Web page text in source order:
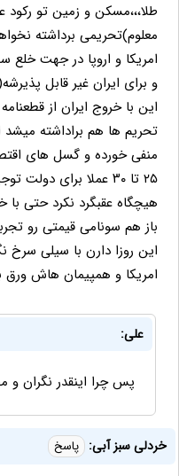
طلا،،،مسکن و زمین تو رکود
معلوم)تحریمی برداشته
امریکا و اروپا در جهت خلع
و برای ایران غیر قابل
تحریم ها هم براداشته میشد
منفی خورده و گسل های
هیچگاه عقبگرد نکرد حتی با
باز هم سونامی قیمتی رو
این روزا دارن با سیلی سرخ
امریکا و همپیمان هاش ورق
علی:
پس چرا اینقدر نگران
خردلی سبز آبی: پاسخ